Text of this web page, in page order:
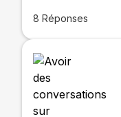
8 Réponses